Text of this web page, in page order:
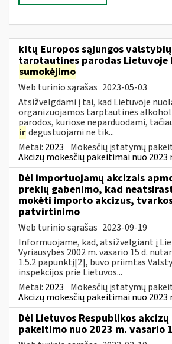
kitų Europos sąjungos
tarptautines parodas Lietuvoje
sumokėjimo
Web turinio sąrašas 2023-05-03
Atsižvelgdami į tai, kad Lietuvoje
organizuojamos tarptautinės
parodos, kuriose neparduodami,
irdegustuojami ne tik...
Metai: 2023 Mokesčių įstatymų
Akcizų mokesčių pakeitimai nuo 2023
Dėl importuojamų akcizais
prekių gabenimo, kad
mokėti importo akcizus,
patvirtinimo
Web turinio sąrašas 2023-09-19
Informuojame, kad, atsižvelgiant į
Vyriausybės 2002 m. vasario 15 d.
1.5.2 papunktį[2], buvo priimtas
inspekcijos prie Lietuvos...
Metai: 2023 Mokesčių įstatymų
Akcizų mokesčių pakeitimai nuo 2023
Dėl Lietuvos Respublikos
pakeitimo nuo 2023 m. vasario